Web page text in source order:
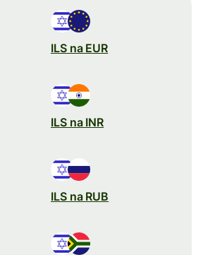
ILS na EUR
ILS na INR
ILS na RUB